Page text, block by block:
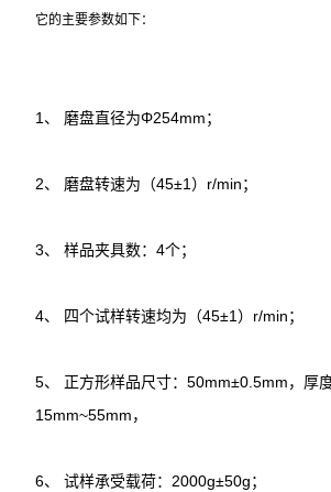
耐火材料保温材料检测仪
型砂型壳铸造仪器
直读式透气性测定仪
震摆式筛砂机
它的主要参数如下：
1、 磨盘直径为Φ254mm；
2、 磨盘转速为（45±1）r/min；
3、 样品夹具数：4个；
4、 四个试样转速均为（45±1）r/min；
5、 正方形样品尺寸：50mm±0.5mm，厚
15mm~55mm，
6、 试样承受载荷：2000g±50g；